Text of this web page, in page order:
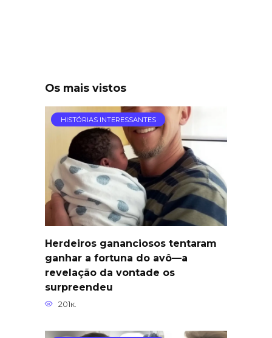
Os mais vistos
HISTÓRIAS INTERESSANTES
Herdeiros gananciosos tentaram
ganhar a fortuna do avô—a
revelação da vontade os
surpreendeu
201к.